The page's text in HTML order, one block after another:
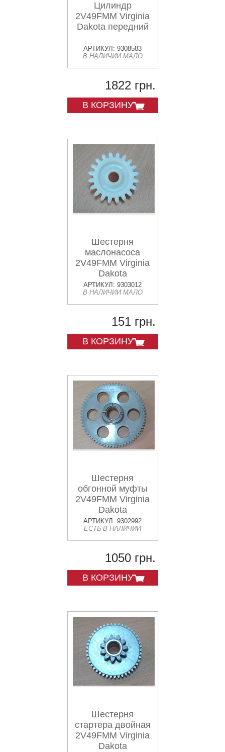
Цилиндр
2V49FMM Virginia
Dakota передний
АРТИКУЛ: 9308583
В НАЛИЧИИ МАЛО
1822 грн.
В КОРЗИНУ
Шестерня
маслонасоса
2V49FMM Virginia
Dakota
АРТИКУЛ: 9303012
В НАЛИЧИИ МАЛО
151 грн.
В КОРЗИНУ
Шестерня
обгонной муфты
2V49FMM Virginia
Dakota
АРТИКУЛ: 9302992
ЕСТЬ В НАЛИЧИИ
1050 грн.
В КОРЗИНУ
Шестерня
стартера двойная
2V49FMM Virginia
Dakota